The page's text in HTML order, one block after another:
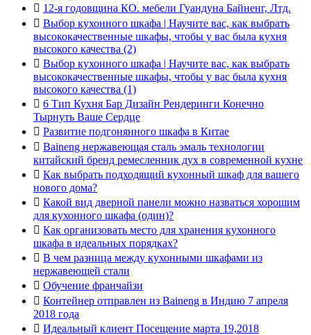
 12-я годовщина КО. мебели Гуандуна Байненг, Лтд.
 Выбор кухонного шкафа | Научите вас, как выбрать
высококачественные шкафы, чтобы у вас была кухня
высокого качества (2)
 Выбор кухонного шкафа | Научите вас, как выбрать
высококачественные шкафы, чтобы у вас была кухня
высокого качества (1)
 6 Тип Кухня Бар Дизайн Рендеринги Конечно
Тырнуть Ваше Сердце
 Развитие подгонянного шкафа в Китае
 Baineng нержавеющая сталь эмаль технологии
китайский бренд ремесленник дух в современной кухне
 Как выбрать подходящий кухонный шкаф для вашего
нового дома?
 Какой вид дверной панели можно назваться хорошим
для кухонного шкафа (один)?
 Как организовать место для хранения кухонного
шкафа в идеальных порядках?
 В чем разница между кухонными шкафами из
нержавеющей стали
 Обучение франчайзи
 Контейнер отправлен из Baineng в Индию 7 апреля
2018 года
 Идеальный клиент Посещение марта 19,2018